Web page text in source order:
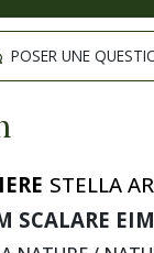
POSER UNE
STELLA
SCALARE